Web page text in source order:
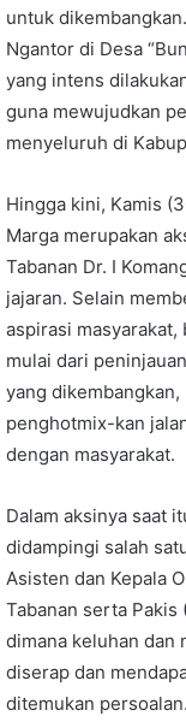
untuk
Ngantor di Desa
yang intens
guna mewujudkan
menyeluruh di
Hingga kini, Kamis
Marga merupakan
Tabanan Dr. I
jajaran. Selain
aspirasi masyarakat,
mulai dari
yang
penghotmix-kan
dengan masyarakat.
Dalam aksinya saat
didampingi salah
Asisten dan Kepala
Tabanan serta Pakis
dimana keluhan dan
diserap dan
ditemukan